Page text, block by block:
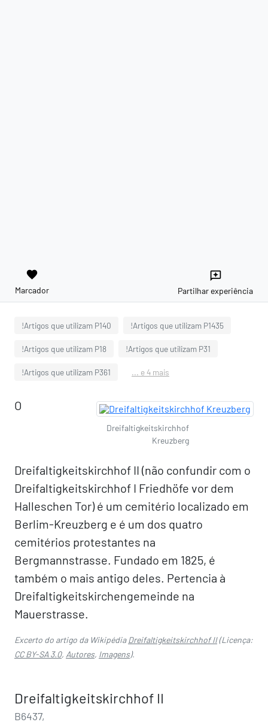
favorite
Marcador
reviews
Partilhar experiência
!Artigos que utilizam P140 !Artigos que utilizam P1435
!Artigos que utilizam P18 !Artigos que utilizam P31
!Artigos que utilizam P361 ... e 4 mais
Dreifaltigkeitskirchhof
Kreuzberg
O
Dreifaltigkeitskirchhof II (não confundir com o
Dreifaltigkeitskirchhof I Friedhöfe vor dem
Halleschen Tor) é um cemitério localizado em
Berlim-Kreuzberg e é um dos quatro
cemitérios protestantes na
Bergmannstrasse. Fundado em 1825, é
também o mais antigo deles. Pertencia à
Dreifaltigkeitskirchengemeinde na
Mauerstrasse.
Excerto do artigo da WikipédiaDreifaltigkeitskirchhof II(Licença:
CC BY-SA 3.0, Autores, Imagens).
Dreifaltigkeitskirchhof II
B6437,